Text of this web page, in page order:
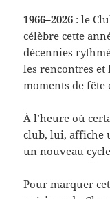
1966–2026 : le
célèbre cette
décennies
les rencontres et
moments de fête
À l’heure où
club, lui, affiche
un nouveau
Pour marquer